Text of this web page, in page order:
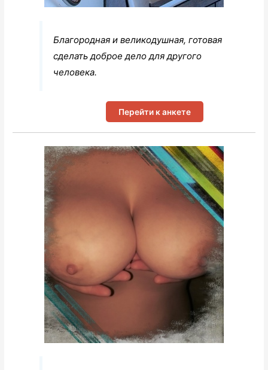
Благородная и великодушная, готовая
сделать доброе дело для другого
человека.
Перейти к анкете